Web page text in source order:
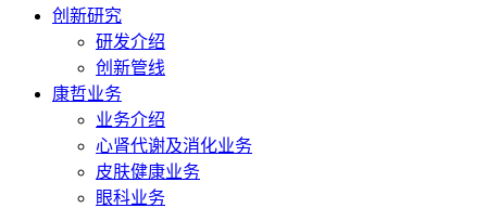
创新研究
研发介绍
创新管线
康哲业务
业务介绍
心肾代谢及消化业务
皮肤健康业务
眼科业务